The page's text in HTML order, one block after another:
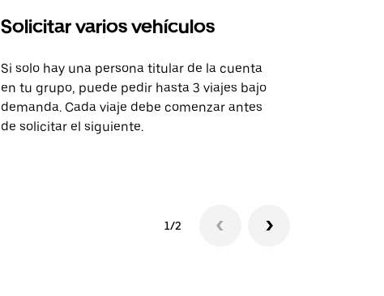
Solicitar varios vehículos
Si solo hay una persona titular de la cuenta
en tu grupo, puede pedir hasta 3 viajes bajo
demanda. Cada viaje debe comenzar antes
de solicitar el siguiente.
1/2